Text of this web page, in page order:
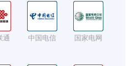
通 中国电信 国家电网